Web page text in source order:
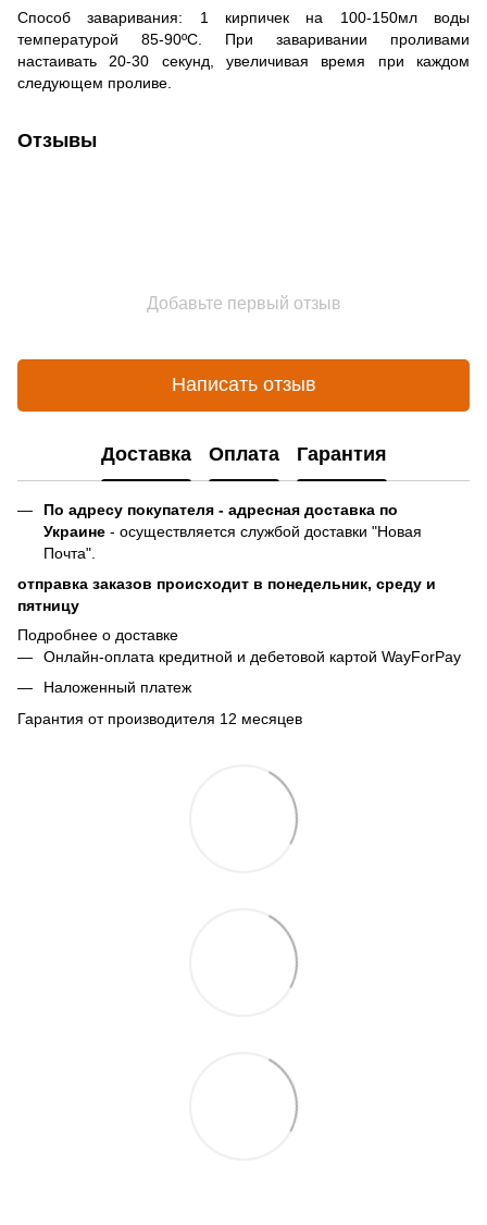
Способ заваривания: 1 кирпичек на 100-150мл воды
температурой 85-90ºС. При заваривании проливами
настаивать 20-30 секунд, увеличивая время при каждом
следующем проливе.
Отзывы
Добавьте первый отзыв
Написать отзыв
Доставка Оплата Гарантия
По адресу покупателя - адресная доставка по
Украине - осуществляется службой доставки "Новая
Почта".
отправка заказов происходит в понедельник, среду и
пятницу
Подробнее о доставке
Онлайн-оплата кредитной и дебетовой картой WayForPay
Наложенный платеж
Гарантия от производителя 12 месяцев